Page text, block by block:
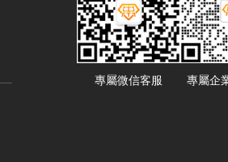
專屬微信客服 專屬企